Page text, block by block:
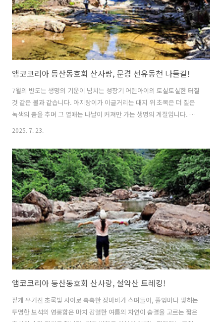
앰코코리아 등산동호회 산사랑, 문경 선유동천 나들길!
7월의 반도는 생명의 기운이 넘치는 성장기 어린아이의 토싵토실한 터질
것 같은 볼과 같습니다. 아지랑이가 이글거리는 대지 위 초목은 더 짙은
녹색의 춤을 추며 그 열매는 나날이 커져만 가는 생명의 계절입니다. 긴
장마가 이어질 거라는 기상청의 예보는 첨단 예측 장비라고 불리기에 민
는 폭염이 이어지고 있는 상황입니다. “내 고장 칠월은 청포도가 익어 가
는 시절 / 이 마을 전설이 주저리주저리 열리고 먼 데 하늘이 꿈꾸며 알알
이 들어와 박혀 / 하늘 밑 푸른 바다가 가슴을 열고 흰 돛단배가 곱게 밀려
서 오면….”시인 이육사는 조국의 광복을 그리며 7월의 아름다움을 서정
적 감성으로 아주 멋지게 표현했는데요, 현실의 7월은 서정적 감성과는 ..
2025. 7. 23.
앰코코리아 등산동호회 산사랑, 설악산 트레킹!
짙게 우거진 초록빛 사이로 촉촉한 장마비가 스며들어, 풀잎마다 맺히는
투명한 보석의 영롱함은 마치 강렬한 여름의 자연이 숨결을 고르는 짧은